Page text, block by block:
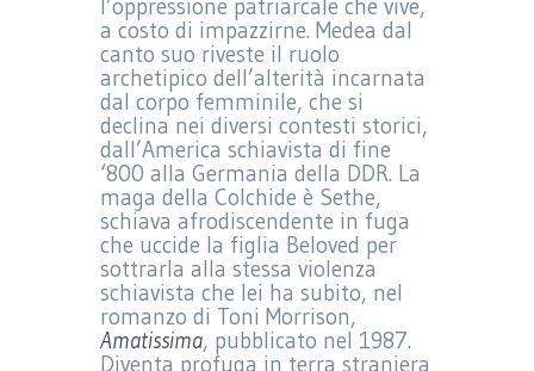
l’oppressione patriarcale che vive,
a costo di impazzirne. Medea dal
canto suo riveste il ruolo
archetipico dell’alterità incarnata
dal corpo femminile, che si
declina nei diversi contesti storici,
dall’America schiavista di fine
‘800 alla Germania della DDR. La
maga della Colchide è Sethe,
schiava afrodiscendente in fuga
che uccide la figlia Beloved per
sottrarla alla stessa violenza
schiavista che lei ha subito, nel
romanzo di Toni Morrison,
Amatissima, pubblicato nel 1987.
Diventa profuga in terra straniera